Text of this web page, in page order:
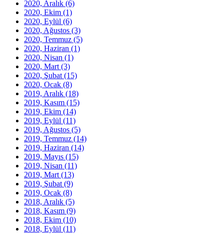
2020, Aralık (6)
2020, Ekim (1)
2020, Eylül (6)
2020, Ağustos (3)
2020, Temmuz (5)
2020, Haziran (1)
2020, Nisan (1)
2020, Mart (3)
2020, Şubat (15)
2020, Ocak (8)
2019, Aralık (18)
2019, Kasım (15)
2019, Ekim (14)
2019, Eylül (11)
2019, Ağustos (5)
2019, Temmuz (14)
2019, Haziran (14)
2019, Mayıs (15)
2019, Nisan (11)
2019, Mart (13)
2019, Şubat (9)
2019, Ocak (8)
2018, Aralık (5)
2018, Kasım (9)
2018, Ekim (10)
2018, Eylül (11)